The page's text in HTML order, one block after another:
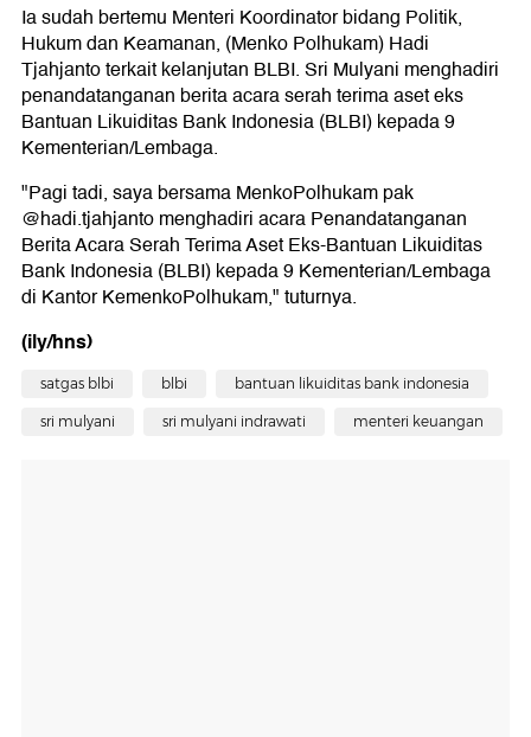
Ia sudah bertemu Menteri Koordinator bidang Politik,
Hukum dan Keamanan, (Menko Polhukam) Hadi
Tjahjanto terkait kelanjutan BLBI. Sri Mulyani menghadiri
penandatanganan berita acara serah terima aset eks
Bantuan Likuiditas Bank Indonesia (BLBI) kepada 9
Kementerian/Lembaga.
"Pagi tadi, saya bersama MenkoPolhukam pak
@hadi.tjahjanto menghadiri acara Penandatanganan
Berita Acara Serah Terima Aset Eks-Bantuan Likuiditas
Bank Indonesia (BLBI) kepada 9 Kementerian/Lembaga
di Kantor KemenkoPolhukam," tuturnya.
(ily/hns)
satgas blbi blbi bantuan likuiditas bank indonesia
sri mulyani sri mulyani indrawati menteri keuangan